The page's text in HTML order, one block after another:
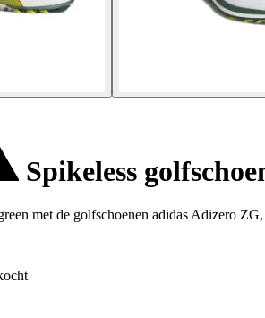
Spikeless
met de golfschoenen adidas Adizero